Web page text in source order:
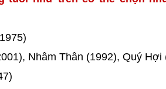
Nhâm Thân (1992), Quý Hợi